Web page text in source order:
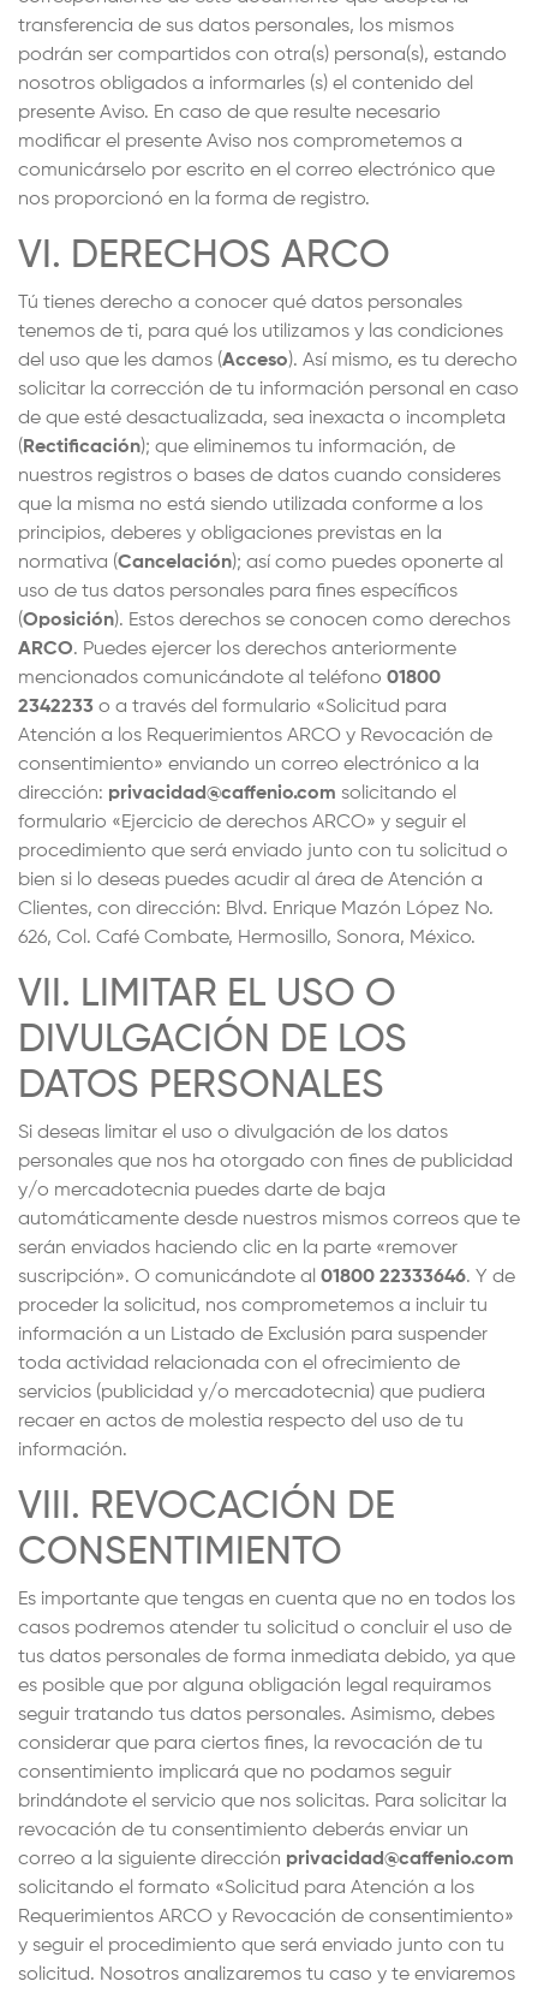
transferencia de sus datos personales, los mismos
podrán ser compartidos con otra(s) persona(s), estando
nosotros obligados a informarles (s) el contenido del
presente Aviso. En caso de que resulte necesario
modificar el presente Aviso nos comprometemos a
comunicárselo por escrito en el correo electrónico que
nos proporcionó en la forma de registro.
VI. DERECHOS ARCO
Tú tienes derecho a conocer qué datos personales
tenemos de ti, para qué los utilizamos y las condiciones
del uso que les damos (Acceso). Así mismo, es tu derecho
solicitar la corrección de tu información personal en caso
de que esté desactualizada, sea inexacta o incompleta
( Rectificación); que eliminemos tu información, de
nuestros registros o bases de datos cuando consideres
que la misma no está siendo utilizada conforme a los
principios, deberes y obligaciones previstas en la
normativa (Cancelación); así como puedes oponerte al
uso de tus datos personales para fines específicos
(Oposición). Estos derechos se conocen como derechos
ARCO. Puedes ejercer los derechos anteriormente
mencionados comunicándote al teléfono 01800
2342233 o a través del formulario «Solicitud para
Atención a los Requerimientos ARCO y Revocación de
consentimiento» enviando un correo electrónico a la
dirección: privacidad@caffenio.com solicitando el
formulario «Ejercicio de derechos ARCO» y seguir el
procedimiento que será enviado junto con tu solicitud o
bien si lo deseas puedes acudir al área de Atención a
Clientes, con dirección: Blvd. Enrique Mazón López No.
626, Col. Café Combate, Hermosillo, Sonora, México.
VII. LIMITAR EL USO O
DIVULGACIÓN DE LOS
DATOS PERSONALES
Si deseas limitar el uso o divulgación de los datos
personales que nos ha otorgado con fines de publicidad
y/o mercadotecnia puedes darte de baja
automáticamente desde nuestros mismos correos que te
serán enviados haciendo clic en la parte «remover
suscripción». O comunicándote al 01800 22333646. Y de
proceder la solicitud, nos comprometemos a incluir tu
información a un Listado de Exclusión para suspender
toda actividad relacionada con el ofrecimiento de
servicios (publicidad y/o mercadotecnia) que pudiera
recaer en actos de molestia respecto del uso de tu
información.
VIII. REVOCACIÓN DE
CONSENTIMIENTO
Es importante que tengas en cuenta que no en todos los
casos podremos atender tu solicitud o concluir el uso de
tus datos personales de forma inmediata debido, ya que
es posible que por alguna obligación legal requiramos
seguir tratando tus datos personales. Asimismo, debes
considerar que para ciertos fines, la revocación de tu
consentimiento implicará que no podamos seguir
brindándote el servicio que nos solicitas. Para solicitar la
revocación de tu consentimiento deberás enviar un
correo a la siguiente dirección privacidad@caffenio.com
solicitando el formato «Solicitud para Atención a los
Requerimientos ARCO y Revocación de consentimiento»
y seguir el procedimiento que será enviado junto con tu
solicitud. Nosotros analizaremos tu caso y te enviaremos